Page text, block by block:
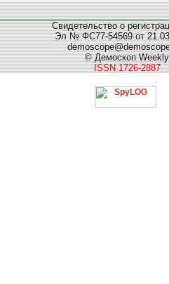
Свидетельство о
Эл № ФС77-54569 от
© Демоскоп Weekly
ISSN 1726-2887